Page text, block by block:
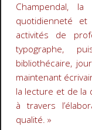
Champendal,
quotidienneté et
activités de
typographe,
bibliothécaire,
maintenant
la lecture et de la
à travers
qualité. »